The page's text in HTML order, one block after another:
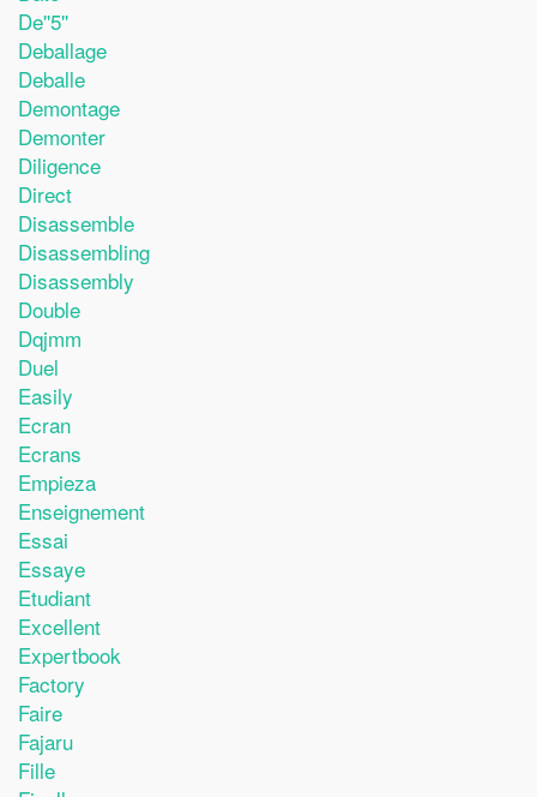
De''5''
Deballage
Deballe
Demontage
Demonter
Diligence
Direct
Disassemble
Disassembling
Disassembly
Double
Dqjmm
Duel
Easily
Ecran
Ecrans
Empieza
Enseignement
Essai
Essaye
Etudiant
Excellent
Expertbook
Factory
Faire
Fajaru
Fille